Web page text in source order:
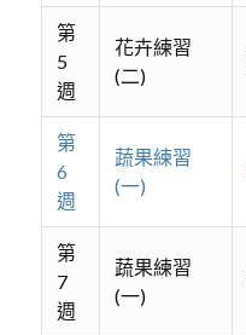
第
5
週
花卉練習
(二)
第
6
週
蔬果練習
(一)
第
7
週
蔬果練習
(一)